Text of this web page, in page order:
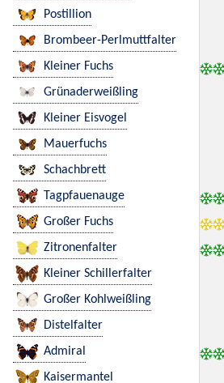
Postillion
Brombeer-Perlmuttfalter
Kleiner Fuchs
Grünaderweißling
Kleiner Eisvogel
Mauerfuchs
Schachbrett
Tagpfauenauge
Großer Fuchs
Zitronenfalter
Kleiner Schillerfalter
Großer Kohlweißling
Distelfalter
Admiral
Kaisermantel